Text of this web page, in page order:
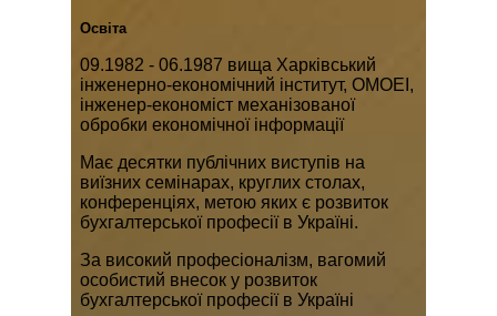
Освіта
09.1982 - 06.1987 вища Харківський
інженерно-економічний інститут, ОМОЕІ,
інженер-економіст механізованої
обробки економічної інформації
Має десятки публічних виступів на
виїзних семінарах, круглих столах,
конференціях, метою яких є розвиток
бухгалтерської професії в Україні.
За високий професіоналізм, вагомий
особистий внесок у розвиток
бухгалтерської професії в Україні